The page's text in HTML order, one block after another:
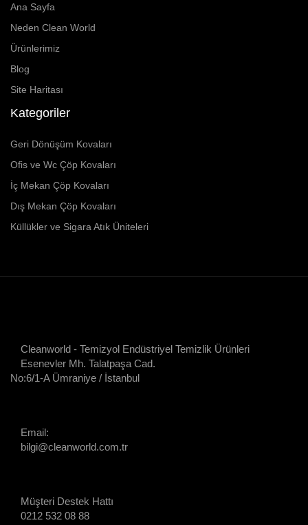
Ana Sayfa
Neden Clean World
Ürünlerimiz
Blog
Site Haritası
Kategoriler
Geri Dönüşüm Kovaları
Ofis ve Wc Çöp Kovaları
İç Mekan Çöp Kovaları
Dış Mekan Çöp Kovaları
Küllükler ve Sigara Atık Üniteleri
Cleanworld - Temizyol Endüstriyel Temizlik Ürünleri
Esenevler Mh. Talatpaşa Cad.
No:6/1-A Ümraniye / İstanbul
Email:
bilgi@cleanworld.com.tr
Müşteri Destek Hattı
0212 532 08 88